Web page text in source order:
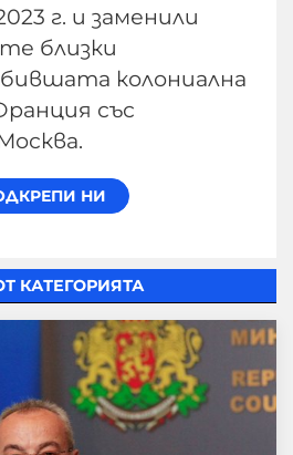
г. и заменили
близки
колониална
със
КАТЕГОРИЯТА